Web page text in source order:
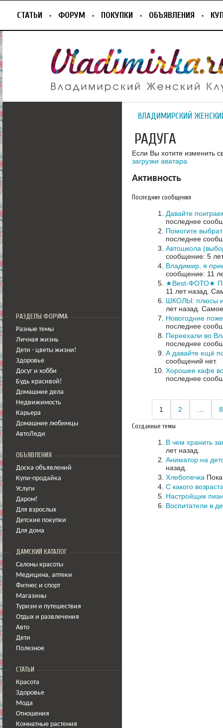
СТАТЬИ ФОРУМ ПОКУПКИ ОБЪЯВЛЕНИЯ
РАЗДЕЛЫ ФОРУМА
Разные темы
Личная жизнь
Дети - цветы жизни!
Здоровье
Досуг и хобби
Будь красивой!
Домашние дела
Недвижимость
Карьера
Домашние любимцы
АвтоЛеди
ОБЪЯВЛЕНИЯ
Доска объявлений
Купи-продайка
Услуги
Даром!
Для взрослых
Детские покупки
Для дома
ДАМСКИЙ КАТАЛОГ
Салоны красоты
Медицина, аптеки
Фитнес и спорт
Магазины
Туризм и путешествия
Отдых и развлечения
Авто
Дети
Полезное
СТАТЬИ
Красота
Здоровье
Мода
Отношения
Комнатные растения
ВЛАДИМИРСКИЙ
РАДУГА
Если Вы хотите изменить
загрузки аватара
Активность
Последние сообщения
Давайте
последнее
Помогите
последнее
Автошкола
сообщение: 5
Владимир, я
сообщение: 11
★Best-ФОТО★
11 лет назад.
ШКОЛЫ: плюсы и
лет назад.
Новогодние
последнее
Переехали во
последнее
А давайте ещё
сообщений нет.
Хорошее кафе
последнее
1 2 8
Созданные темы
В чем хранить
лет назад.
Аниматор на
назад.
Хлебопечка
С какого
Настройщик
Воспитатели в